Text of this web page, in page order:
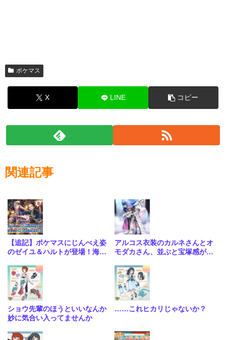
ポケマス
X LINE コピー
関連記事
【追記】ポケマスにじんべえ姿
のゼイユ＆ハルトが登場！海外
アルコス衣装のカルネさんとオ
モダカさん、並ぶと宝塚感がす
ショウ先輩のほうといいなんか
妙に気合い入ってませんか
……これヒカリじゃないか？